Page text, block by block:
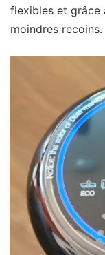
flexibles et grâce
moindres recoins.